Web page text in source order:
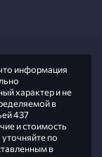
информация
характер и не
в
437
и стоимость
по
в